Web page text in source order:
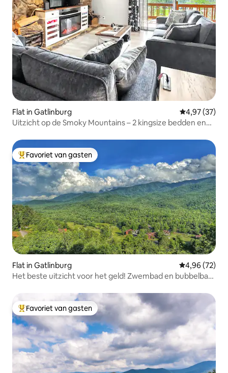
Flat in Gatlinburg Gemiddelde
4,97 (37)
Uitzicht op de Smoky Mountains – 2 kingsize bedden en
Topfavoriet van gasten
Favoriet van gasten
Flat in Gatlinburg Gemiddelde
4,96 (72)
Het beste uitzicht voor het geld! Zwembad en bubbelbad
Topfavoriet van gasten
Favoriet van gasten